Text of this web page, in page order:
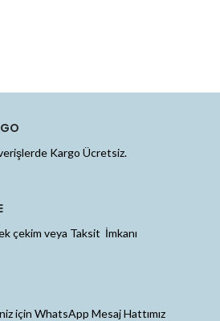
Kargo Ücretsiz.
çekim veya Taksit İmkanı
için WhatsApp Mesaj Hattımız